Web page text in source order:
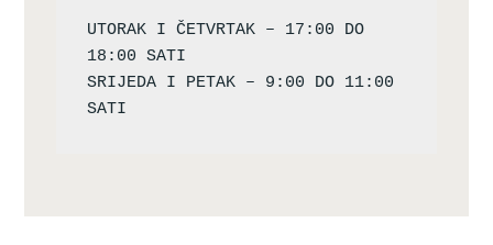
UTORAK I ČETVRTAK – 17:00 DO
18:00 SATI
SRIJEDA I PETAK – 9:00 DO 11:00